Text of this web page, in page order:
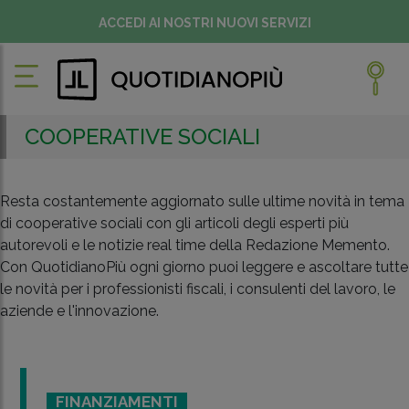
ACCEDI AI NOSTRI NUOVI SERVIZI
COOPERATIVE SOCIALI
Resta costantemente aggiornato sulle ultime novità in tema
di cooperative sociali con gli articoli degli esperti più
autorevoli e le notizie real time della Redazione Memento.
Con QuotidianoPiù ogni giorno puoi leggere e ascoltare tutte
le novità per i professionisti fiscali, i consulenti del lavoro, le
aziende e l'innovazione.
FINANZIAMENTI